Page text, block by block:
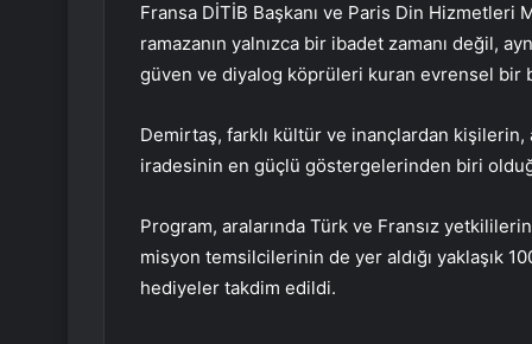
Fransa DİTİB Başkanı ve Paris Din Hizmetleri
ramazanın yalnızca bir ibadet zamanı değil,
güven ve diyalog köprüleri kuran evrensel bir
Demirtaş, farklı kültür ve inançlardan kişilerin,
iradesinin en güçlü göstergelerinden biri
Program, aralarında Türk ve Fransız
misyon temsilcilerinin de yer aldığı yaklaşık
hediyeler takdim edildi.